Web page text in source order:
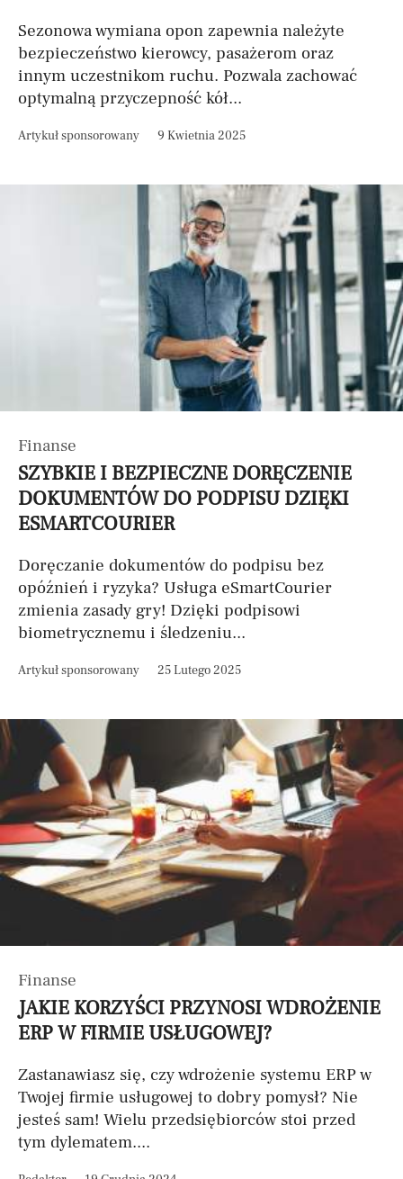
Sezonowa wymiana opon zapewnia należyte
bezpieczeństwo kierowcy, pasażerom oraz
innym uczestnikom ruchu. Pozwala zachować
optymalną przyczepność kół...
Artykuł sponsorowany 9 Kwietnia 2025
Finanse
SZYBKIE I BEZPIECZNE DORĘCZENIE
DOKUMENTÓW DO PODPISU DZIĘKI
ESMARTCOURIER
Doręczanie dokumentów do podpisu bez
opóźnień i ryzyka? Usługa eSmartCourier
zmienia zasady gry! Dzięki podpisowi
biometrycznemu i śledzeniu...
Artykuł sponsorowany 25 Lutego 2025
Finanse
JAKIE KORZYŚCI PRZYNOSI WDROŻENIE
ERP W FIRMIE USŁUGOWEJ?
Zastanawiasz się, czy wdrożenie systemu ERP w
Twojej firmie usługowej to dobry pomysł? Nie
jesteś sam! Wielu przedsiębiorców stoi przed
tym dylematem....